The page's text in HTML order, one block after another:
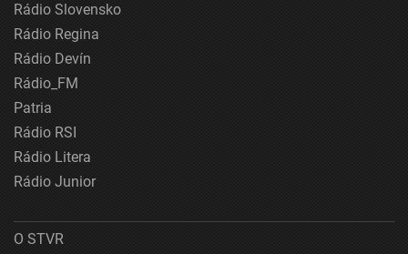
Rádio Slovensko
Rádio Regina
Rádio Devín
Rádio_FM
Patria
Rádio RSI
Rádio Litera
Rádio Junior
O STVR